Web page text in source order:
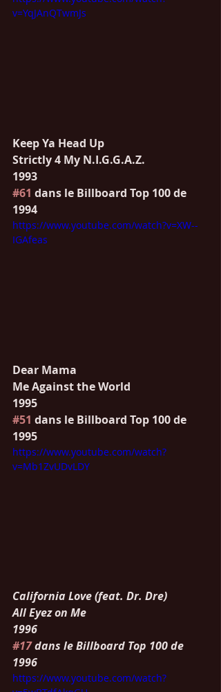
v=YqJAnQTwmJs
Keep Ya Head Up
Strictly 4 My N.I.G.G.A.Z.
1993
#61 dans le Billboard Top 100 de
1994
https://www.youtube.com/watch?v=XW--
IGAfeas
Dear Mama
Me Against the World
1995
#51 dans le Billboard Top 100 de
1995
https://www.youtube.com/watch?
v=Mb1ZvUDvLDY
California Love (feat. Dr. Dre)
All Eyez on Me
1996
#17 dans le Billboard Top 100 de
1996
https://www.youtube.com/watch?